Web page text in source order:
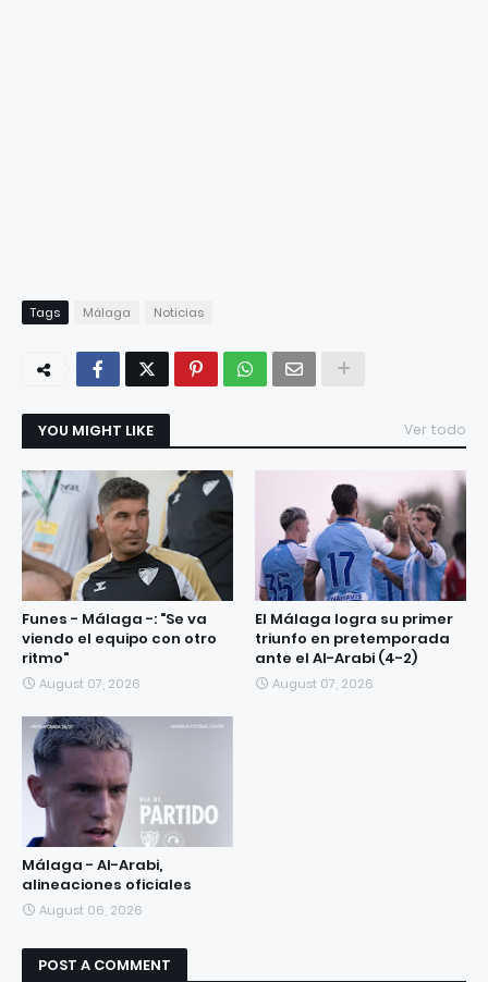
Tags Málaga Noticias
YOU MIGHT LIKE Ver todo
Funes - Málaga -: "Se va
viendo el equipo con otro
ritmo"
August 07, 2026
El Málaga logra su primer
triunfo en pretemporada
ante el Al-Arabi (4-2)
August 07, 2026
Málaga - Al-Arabi,
alineaciones oficiales
August 06, 2026
POST A COMMENT